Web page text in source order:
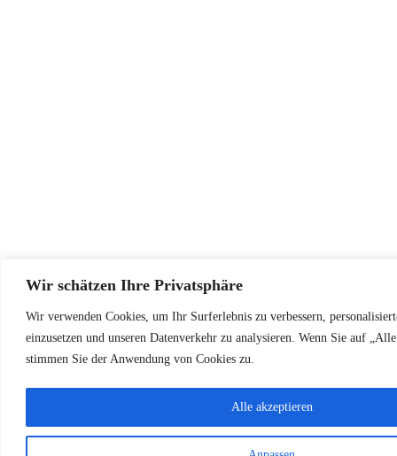
Wir schätzen Ihre Privatsphäre
Wir verwenden Cookies, um Ihr Surferlebnis zu verbessern,
einzusetzen und unseren Datenverkehr zu analysieren. Wenn Sie auf
stimmen Sie der Anwendung von Cookies zu.
Alle akzeptieren